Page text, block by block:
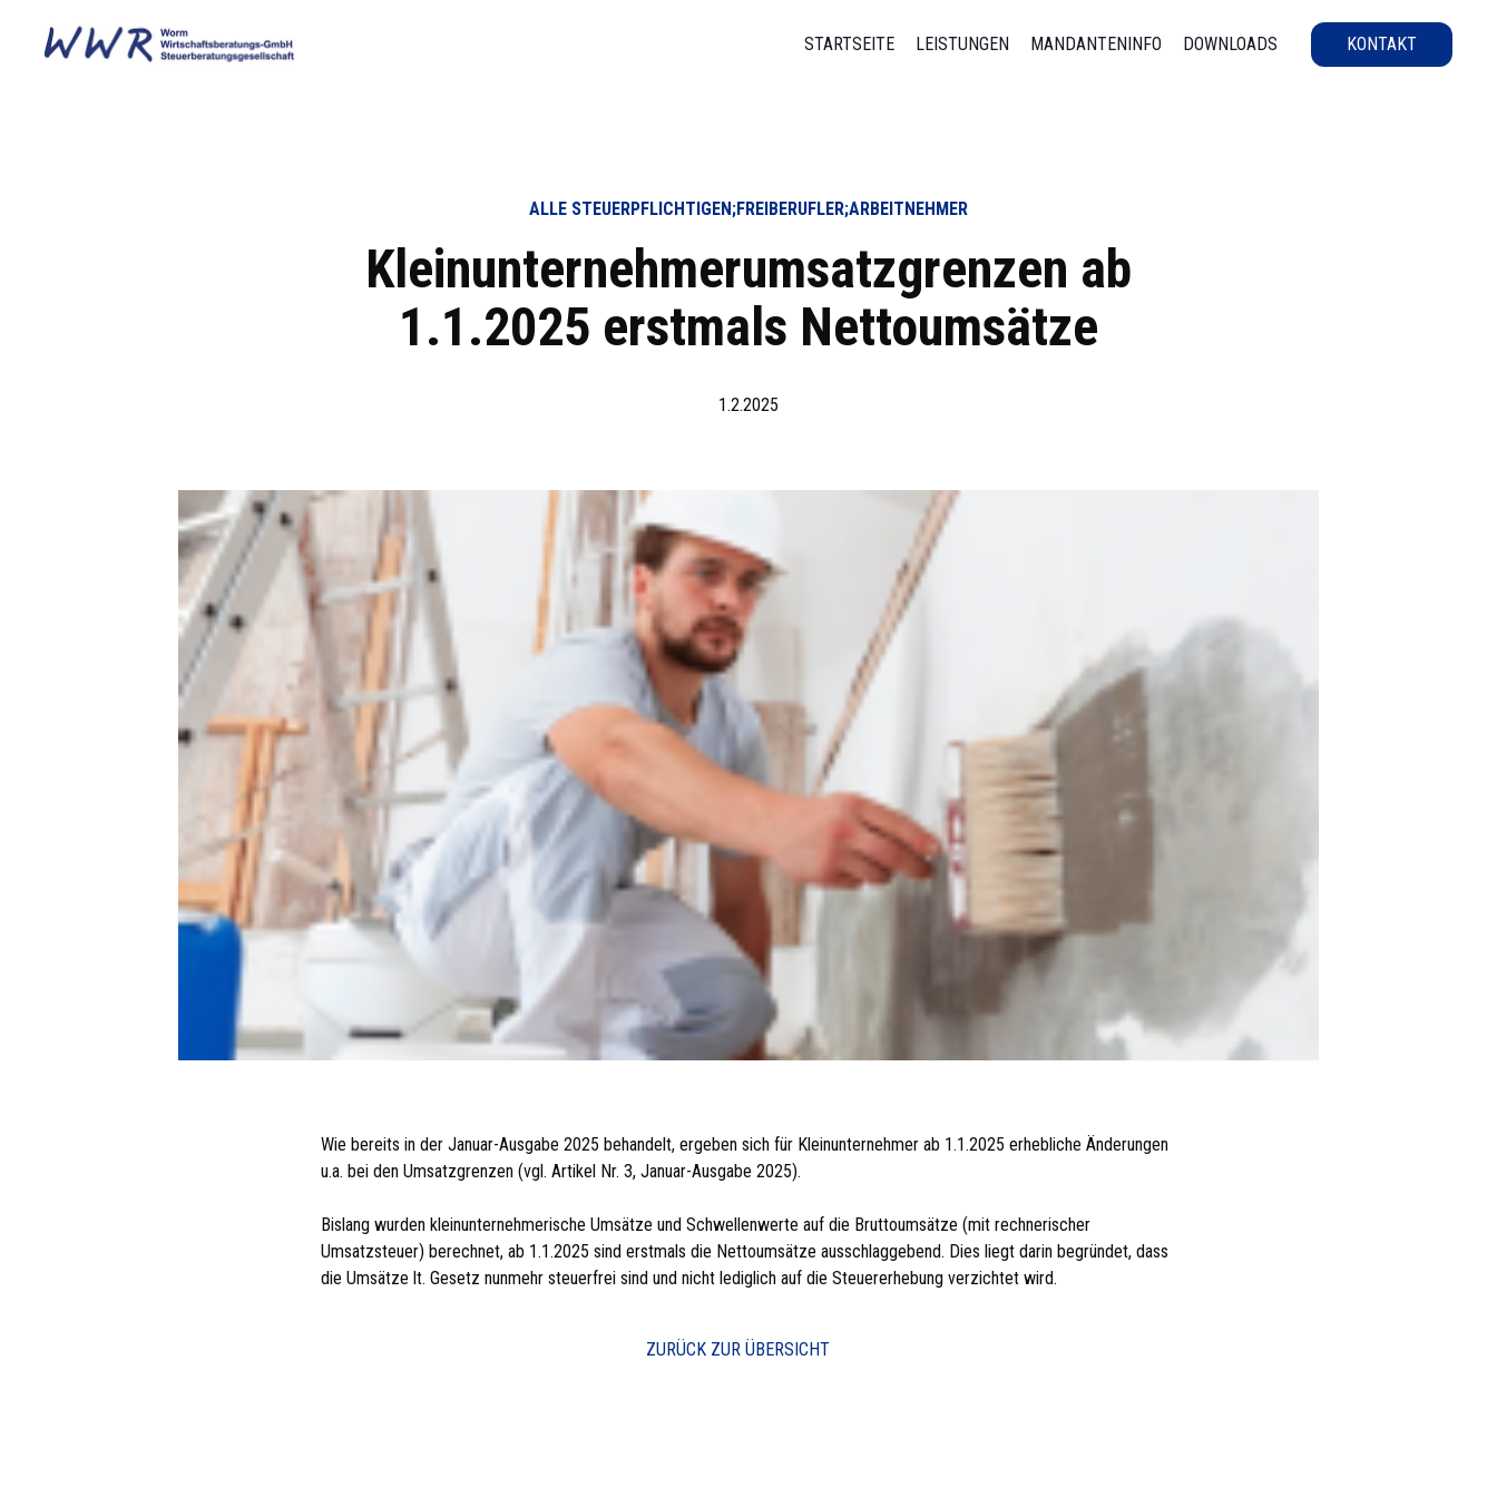
STARTSEITE LEISTUNGEN MANDANTENINFO DOWNLOADS KONTAKT
ALLE STEUERPFLICHTIGEN;FREIBERUFLER;ARBEITNEHMER
Kleinunternehmerumsatzgrenzen ab
1.1.2025 erstmals Nettoumsätze
1.2.2025
Wie bereits in der Januar-Ausgabe 2025 behandelt, ergeben sich für Kleinunternehmer ab 1.1.2025 erhebliche Änderungen
u.a. bei den Umsatzgrenzen (vgl. Artikel Nr. 3, Januar-Ausgabe 2025).
Bislang wurden kleinunternehmerische Umsätze und Schwellenwerte auf die Bruttoumsätze (mit rechnerischer
Umsatzsteuer) berechnet, ab 1.1.2025 sind erstmals die Nettoumsätze ausschlaggebend. Dies liegt darin begründet, dass
die Umsätze lt. Gesetz nunmehr steuerfrei sind und nicht lediglich auf die Steuererhebung verzichtet wird.
ZURÜCK ZUR ÜBERSICHT